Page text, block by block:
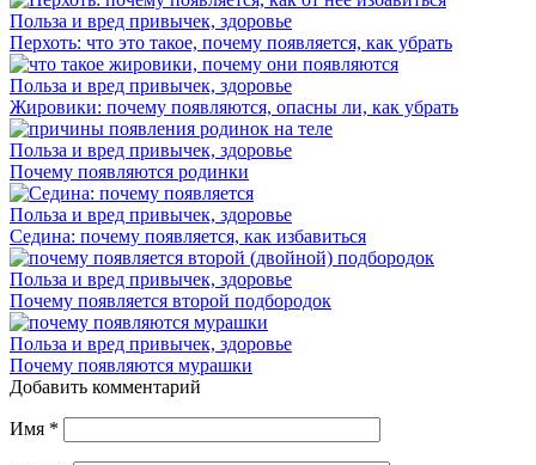
Польза и вред привычек, здоровье
Перхоть: что это такое, почему появляется, как убрать
Польза и вред привычек, здоровье
Жировики: почему появляются, опасны ли, как убрать
Польза и вред привычек, здоровье
Почему появляются родинки
Польза и вред привычек, здоровье
Седина: почему появляется, как избавиться
Польза и вред привычек, здоровье
Почему появляется второй подбородок
Польза и вред привычек, здоровье
Почему появляются мурашки
Добавить комментарий
Имя *